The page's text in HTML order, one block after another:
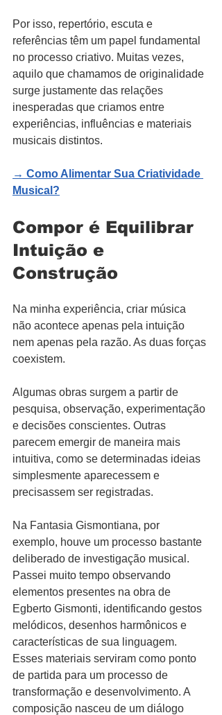
Por isso, repertório, escuta e
referências têm um papel fundamental
no processo criativo. Muitas vezes,
aquilo que chamamos de originalidade
surge justamente das relações
inesperadas que criamos entre
experiências, influências e materiais
musicais distintos.
→ Como Alimentar Sua Criatividade
Musical?
Compor é Equilibrar
Intuição e
Construção
Na minha experiência, criar música
não acontece apenas pela intuição
nem apenas pela razão. As duas forças
coexistem.
Algumas obras surgem a partir de
pesquisa, observação, experimentação
e decisões conscientes. Outras
parecem emergir de maneira mais
intuitiva, como se determinadas ideias
simplesmente aparecessem e
precisassem ser registradas.
Na Fantasia Gismontiana, por
exemplo, houve um processo bastante
deliberado de investigação musical.
Passei muito tempo observando
elementos presentes na obra de
Egberto Gismonti, identificando gestos
melódicos, desenhos harmônicos e
características de sua linguagem.
Esses materiais serviram como ponto
de partida para um processo de
transformação e desenvolvimento. A
composição nasceu de um diálogo